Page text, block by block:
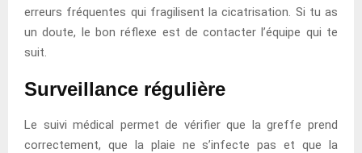
erreurs fréquentes qui fragilisent la cicatrisation. Si tu as
un doute, le bon réflexe est de contacter l’équipe qui te
suit.
Surveillance régulière
Le suivi médical permet de vérifier que la greffe prend
correctement, que la plaie ne s’infecte pas et que la